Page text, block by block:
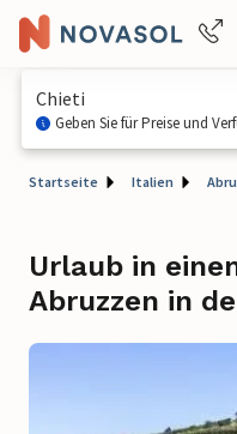
Chieti
Geben Sie für Preise und
Startseite Italien
Urlaub in
Abruzzen in